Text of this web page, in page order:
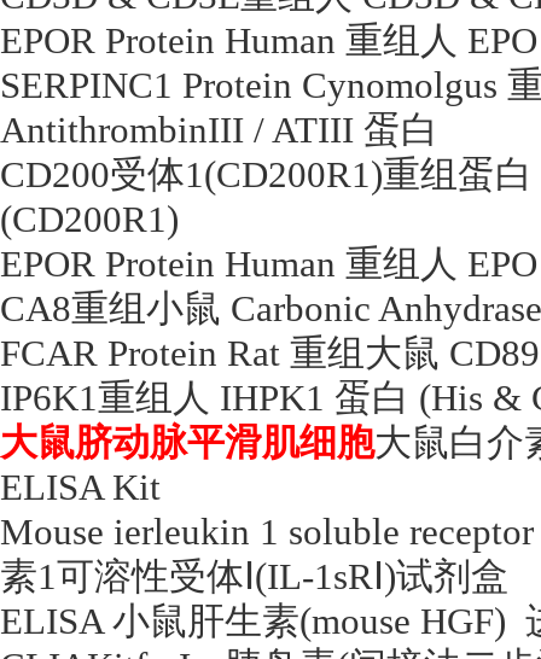
EPOR Protein Human 重组人
SERPINC1 Protein Cynomolgus
AntithrombinIII / ATIII 蛋白
CD200受体1(CD200R1)重组蛋白
(CD200R1)
EPOR Protein Human 重组人
CA8重组小鼠 Carbonic
FCAR Protein Rat 重组大鼠
IP6K1重组人 IHPK1 蛋白 (His &
大鼠脐动脉平滑肌细胞大鼠白介
ELISA Kit
Mouse ierleukin 1 soluble
素1可溶性受体Ⅰ (IL-1sR )试剂盒
ELISA小鼠肝生素(mouse HGF)